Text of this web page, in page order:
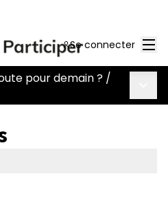
Se connecter
pour demain ? /